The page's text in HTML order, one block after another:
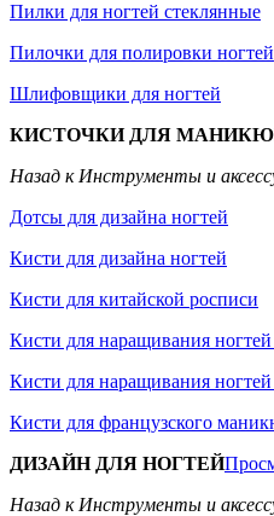
Пилки для ногтей стеклянные
Пилочки для полировки ногтей
Шлифовщики для ногтей
КИСТОЧКИ ДЛЯ
Назад к Инструменты и
Дотсы для дизайна ногтей
Кисти для дизайна ногтей
Кисти для китайской росписи
Кисти для наращивания
Кисти для наращивания ногтей
Кисти для французского
ДИЗАЙН ДЛЯ НОГТЕЙ
Назад к Инструменты и